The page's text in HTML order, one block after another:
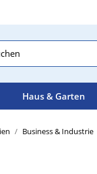
Haus & Garten
Business & Industrie